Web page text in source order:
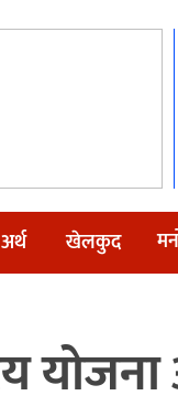
अर्थ खेलकुद